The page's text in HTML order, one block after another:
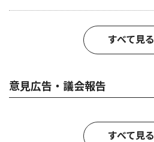
すべて見る
意見広告・議会報告
すべて見る